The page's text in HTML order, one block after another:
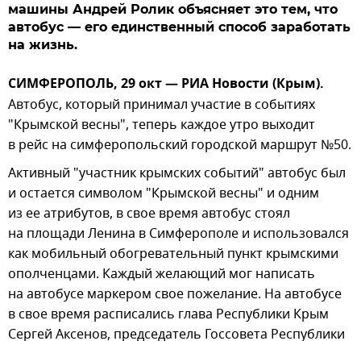
машины Андрей Ролик объясняет это тем, что
автобус — его единственный способ заработать
на жизнь.
СИМФЕРОПОЛЬ, 29 окт — РИА Новости (Крым).
Автобус, который принимал участие в событиях
"Крымской весны", теперь каждое утро выходит
в рейс на симферопольский городской маршрут №50.
Активный "участник крымских событий" автобус был
и остается символом "Крымской весны" и одним
из ее атрибутов, в свое время автобус стоял
на площади Ленина в Симферополе и использовался
как мобильный обогревательный пункт крымскими
ополченцами. Каждый желающий мог написать
на автобусе маркером свое пожелание. На автобусе
в свое время расписались глава Республики Крым
Сергей Аксенов, председатель Госсовета Республики